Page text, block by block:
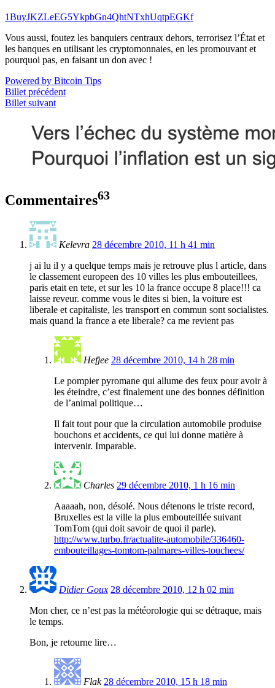
1BuyJKZLeEG5YkpbGn4QhtNTxhUqtpEGKf
Vous aussi, foutez les banquiers centraux dehors, terrorisez l’État et
les banques en utilisant les cryptomonnaies, en les promouvant et
pourquoi pas, en faisant un don avec !
Powered by Bitcoin Tips
Billet précédent
Billet suivant
Commentaires63
Kelevra 28 décembre 2010, 11 h 41 min
j ai lu il y a quelque temps mais je retrouve plus l article, dans
le classement europeen des 10 villes les plus embouteillees,
paris etait en tete, et sur les 10 la france occupe 8 place!!! ca
laisse reveur. comme vous le dites si bien, la voiture est
liberale et capitaliste, les transport en commun sont socialistes.
mais quand la france a ete liberale? ca me revient pas
Hefjee 28 décembre 2010, 14 h 28 min
Le pompier pyromane qui allume des feux pour avoir à
les éteindre, c’est finalement une des bonnes définition
de l’animal politique…
Il fait tout pour que la circulation automobile produise
bouchons et accidents, ce qui lui donne matière à
intervenir. Imparable.
Charles 29 décembre 2010, 1 h 16 min
Aaaaah, non, désolé. Nous détenons le triste record,
Bruxelles est la ville la plus embouteillée suivant
TomTom (qui doit savoir de quoi il parle).
http://www.turbo.fr/actualite-automobile/336460-
embouteillages-tomtom-palmares-villes-touchees/
Didier Goux 28 décembre 2010, 12 h 02 min
Mon cher, ce n’est pas la météorologie qui se détraque, mais
le temps.
Bon, je retourne lire…
Flak 28 décembre 2010, 15 h 18 min